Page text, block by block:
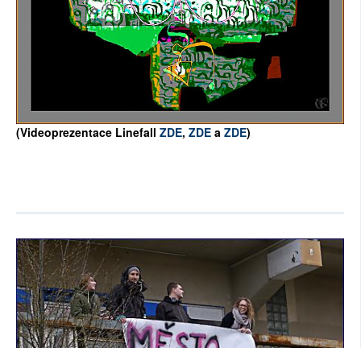
(Videoprezentace Linefall ZDE, ZDE a ZDE)